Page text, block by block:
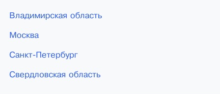
Владимирская область
Москва
Санкт-Петербург
Свердловская область